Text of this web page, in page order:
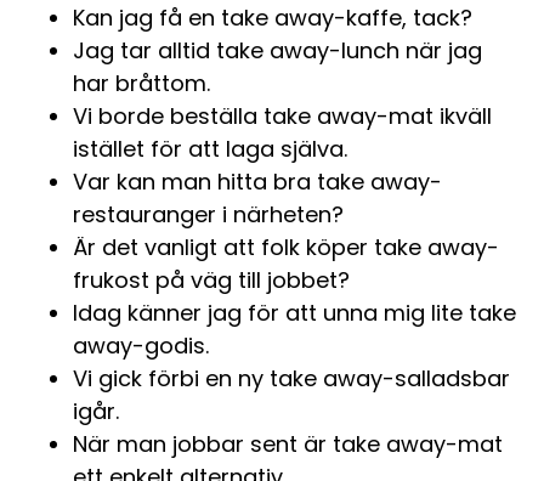
Kan jag få en take away-kaffe, tack?
Jag tar alltid take away-lunch när jag
har bråttom.
Vi borde beställa take away-mat ikväll
istället för att laga själva.
Var kan man hitta bra take away-
restauranger i närheten?
Är det vanligt att folk köper take away-
frukost på väg till jobbet?
Idag känner jag för att unna mig lite take
away-godis.
Vi gick förbi en ny take away-salladsbar
igår.
När man jobbar sent är take away-mat